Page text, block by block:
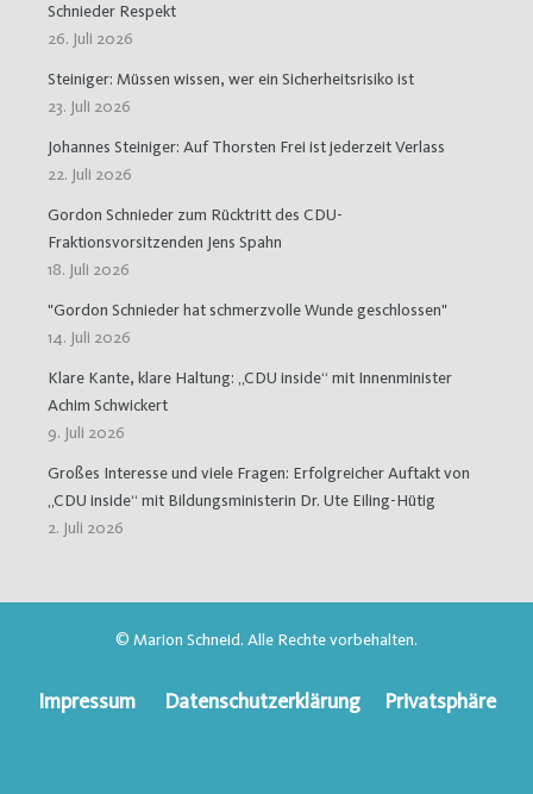
Schnieder Respekt
26. Juli 2026
Steiniger: Müssen wissen, wer ein Sicherheitsrisiko ist
23. Juli 2026
Johannes Steiniger: Auf Thorsten Frei ist jederzeit Verlass
22. Juli 2026
Gordon Schnieder zum Rücktritt des CDU-
Fraktionsvorsitzenden Jens Spahn
18. Juli 2026
"Gordon Schnieder hat schmerzvolle Wunde geschlossen"
14. Juli 2026
Klare Kante, klare Haltung: „CDU inside“ mit Innenminister
Achim Schwickert
9. Juli 2026
Großes Interesse und viele Fragen: Erfolgreicher Auftakt von
„CDU inside“ mit Bildungsministerin Dr. Ute Eiling-Hütig
2. Juli 2026
© Marion Schneid. Alle Rechte vorbehalten.
Impressum Datenschutzerklärung Privatsphäre